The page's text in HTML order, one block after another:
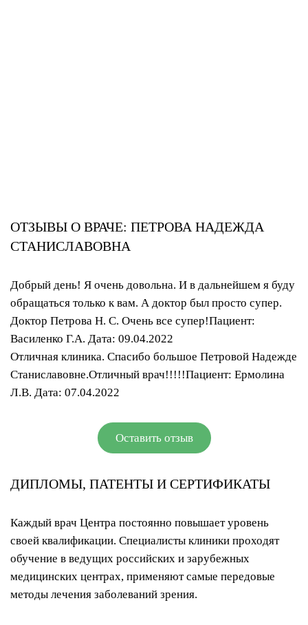
ОТЗЫВЫ О ВРАЧЕ: ПЕТРОВА НАДЕЖДА
СТАНИСЛАВОВНА
Добрый день! Я очень довольна. И в дальнейшем я буду
обращаться только к вам. А доктор был просто супер.
Доктор Петрова Н. С. Очень все супер!Пациент:
Василенко Г.А. Дата: 09.04.2022
Отличная клиника. Спасибо большое Петровой Надежде
Станиславовне.Отличный врач!!!!!Пациент: Ермолина
Л.В. Дата: 07.04.2022
Оставить отзыв
ДИПЛОМЫ, ПАТЕНТЫ И СЕРТИФИКАТЫ
Каждый врач Центра постоянно повышает уровень
своей квалификации. Специалисты клиники проходят
обучение в ведущих российских и зарубежных
медицинских центрах, применяют самые передовые
методы лечения заболеваний зрения.